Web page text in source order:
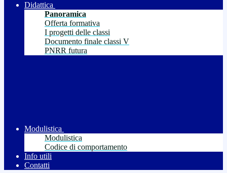
Didattica
Panoramica
Offerta formativa
I progetti delle classi
Documento finale classi V
PNRR futura
Modulistica
Modulistica
Codice di comportamento
Info utili
Contatti